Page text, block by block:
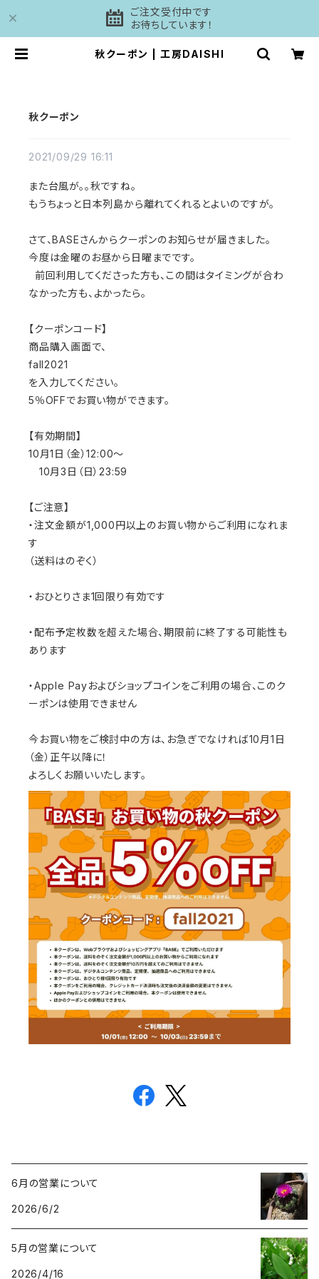
ご注文受付中です
お待ちしています！
秋クーポン | 工房DAISHI
秋クーポン
2021/09/29 16:11
また台風が。。秋ですね。
もうちょっと日本列島から離れてくれるとよいのですが。
さて、BASEさんからクーポンのお知らせが届きました。
今度は金曜のお昼から日曜までです。
前回利用してくださった方も、この間はタイミングが合わ
なかった方も、よかったら。
【クーポンコード】
商品購入画面で、
fall2021
を入力してください。
5％OFFでお買い物ができます。
【有効期間】
10月1日（金）12:00～
10月3日（日）23:59
【ご注意】
・注文金額が1,000円以上のお買い物からご利用になれま
す
（送料はのぞく）
・おひとりさま1回限り有効です
・配布予定枚数を超えた場合、期限前に終了する可能性も
あります
・Apple Payおよびショップコインをご利用の場合、このク
ーポンは使用できません
今お買い物をご検討中の方は、お急ぎでなければ10月1日
（金）正午以降に！
よろしくお願いいたします。
6月の営業について
2026/6/2
5月の営業について
2026/4/16